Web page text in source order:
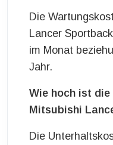
Die
Lancer
im Monat
Jahr.
Wie hoch ist
Mitsubishi
Die